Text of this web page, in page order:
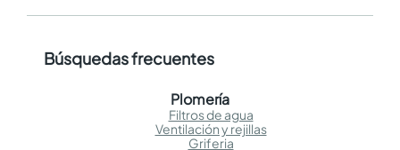
Búsquedas frecuentes
Plomería
Filtros de agua
Ventilación y rejillas
Griferia